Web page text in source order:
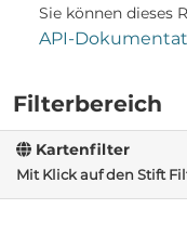
Filterbereich
Kartenfilter
Mit Klick auf den Stift
Sie können dieses
API-